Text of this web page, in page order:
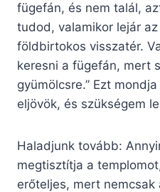
fügefán, és nem talál,
tudod, valamikor lejár
földbirtokos visszatér.
keresni a fügefán, mert
gyümölcsre.” Ezt
eljövök, és szükségem
Haladjunk tovább:
megtisztítja a
erőteljes, mert